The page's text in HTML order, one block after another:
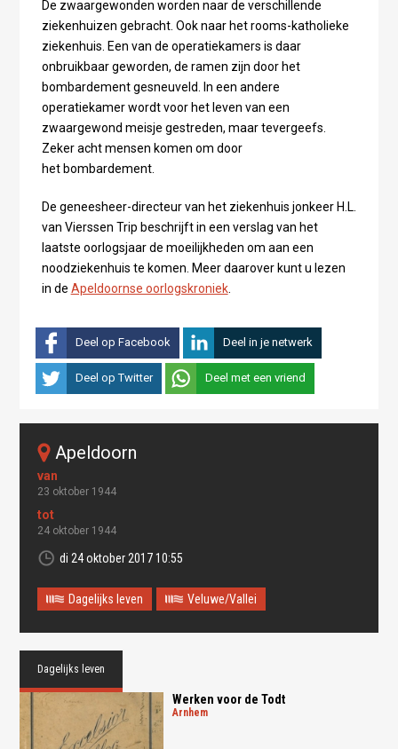
De zwaargewonden worden naar de verschillende
ziekenhuizen gebracht. Ook naar het rooms-katholieke
ziekenhuis. Een van de operatiekamers is daar
onbruikbaar geworden, de ramen zijn door het
bombardement gesneuveld. In een andere
operatiekamer wordt voor het leven van een
zwaargewond meisje gestreden, maar tevergeefs.
Zeker acht mensen komen om door
het bombardement.
De geneesheer-directeur van het ziekenhuis jonkeer H.L.
van Vierssen Trip beschrijft in een verslag van het
laatste oorlogsjaar de moeilijkheden om aan een
noodziekenhuis te komen. Meer daarover kunt u lezen
in de Apeldoornse oorlogskroniek.
Deel op Facebook Deel in je netwerk
Deel op Twitter Deel met een vriend
apeldoorn
23 oktober 1944
24 oktober 1944
di 24 oktober 2017 10:55
Dagelijks leven Veluwe/Vallei
Dagelijks leven
Werken voor de Todt
arnhem